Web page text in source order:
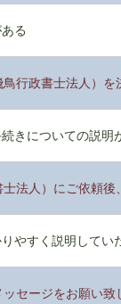
る
行政書士法人）
きについての説
法人）にご依頼
やすく説明して
セージをお願い致